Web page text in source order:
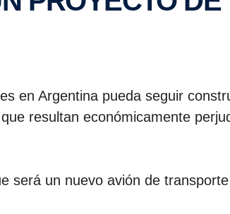
en Argentina pueda seguir
resultan económicamente
será un nuevo avión de